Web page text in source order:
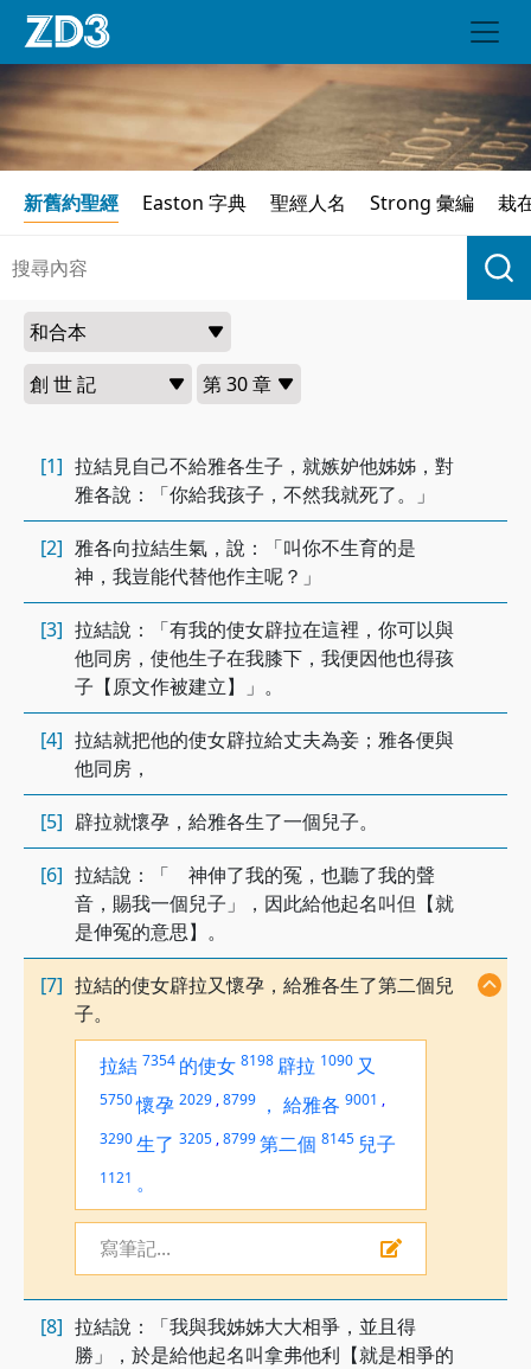
新舊約聖經 Easton 字典 聖經人名 Strong 彙編 栽
[1] 拉結見自己不給雅各生子，就嫉妒他姊姊，對
雅各說：「你給我孩子，不然我就死了。」
[2] 雅各向拉結生氣，說：「叫你不生育的是
神，我豈能代替他作主呢？」
[3] 拉結說：「有我的使女辟拉在這裡，你可以與
他同房，使他生子在我膝下，我便因他也得孩
子【原文作被建立】」。
[4] 拉結就把他的使女辟拉給丈夫為妾；雅各便與
他同房，
[5] 辟拉就懷孕，給雅各生了一個兒子。
[6] 拉結說：「 神伸了我的冤，也聽了我的聲
音，賜我一個兒子」，因此給他起名叫但【就
是伸冤的意思】。
[7] 拉結的使女辟拉又懷孕，給雅各生了第二個兒
子。
拉結 7354 的使女 8198 辟拉 1090 又
5750懷孕 2029 ,8799 ， 給雅各 9001 ,
3290生了 3205 ,8799第二個 8145 兒子
1121 。
寫筆記...
[8] 拉結說：「我與我姊姊大大相爭，並且得
勝」，於是給他起名叫拿弗他利【就是相爭的